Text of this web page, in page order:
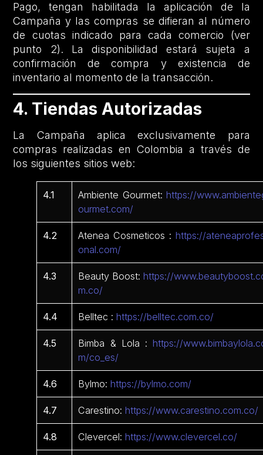
Pago, tengan habilitada la aplicación de la
Campaña y las compras se difieran al número
de cuotas indicado para cada comercio (ver
punto 2). La disponibilidad estará sujeta a
confirmación de compra y existencia de
inventario al momento de la transacción.
4. Tiendas Autorizadas
La Campaña aplica exclusivamente para
compras realizadas en Colombia a través de
los siguientes sitios web:
4.1 Ambiente Gourmet:https://
ourmet.com/
4.2 Atenea Cosmeticos :https://
onal.com/
4.3 Beauty Boost:https://
m.co/
4.4 Belltec :https://belltec.com.co/
4.5 Bimba & Lola :https://
m/co_es/
4.6 Bylmo:https://bylmo.com/
4.7 Carestino:https://www.carestino.com.co/
4.8 Clevercel:https://www.clevercel.co/